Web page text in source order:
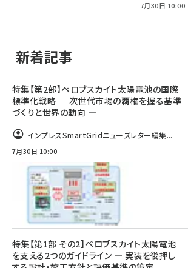
7月30日 10:00
新着記事
特集【第2部】ペロブスカイト太陽電池の国際
標準化戦略 ― 次世代市場の覇権を握る基準
づくりと世界の動向 ―
インプレスSmartGridニューズレター編集...
7月30日 10:00
特集【第1部 その2】ペロブスカイト太陽電池
を支える2つのガイドライン ― 実装を後押し